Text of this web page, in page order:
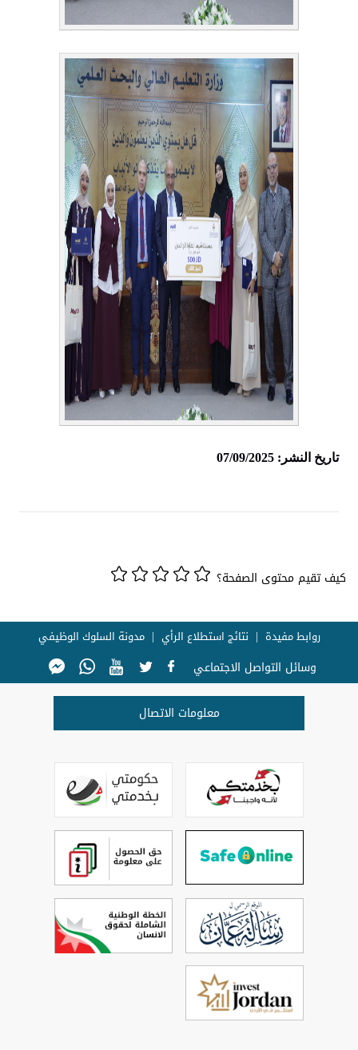
تاريخ النشر: 07/09/2025
كيف تقيم محتوى الصفحة؟
روابط مفيدة نتائج استطلاع الرأي مدونة السلوك الوظيفي
وسائل التواصل الاجتماعي
معلومات الاتصال